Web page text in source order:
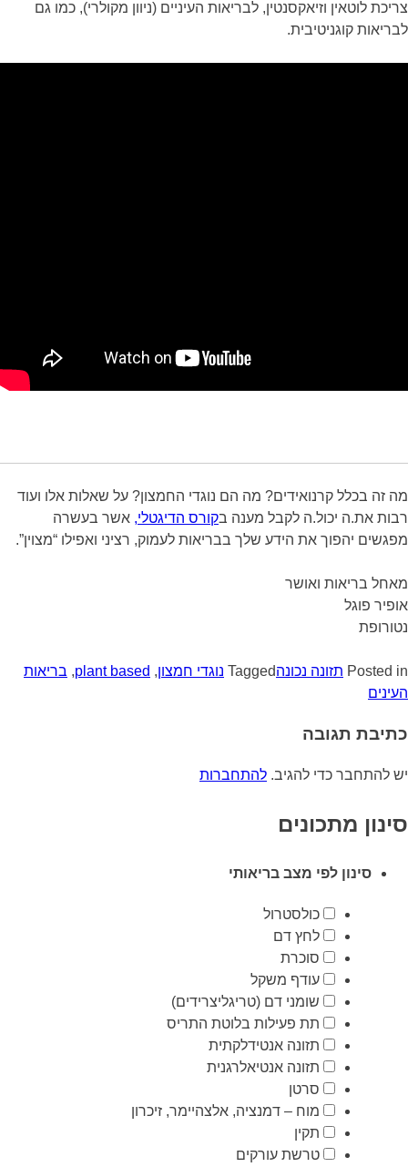
צריכת לוטאין וזיאקסנטין, לבריאות העיניים (ניוון מקולרי), כמו גם
לבריאות קוגניטיבית.
מה זה בכלל קרנואידים? מה הם נוגדי החמצון? על שאלות אלו ועוד
רבות את.ה יכול.ה לקבל מענה בקורס הדיגטלי, אשר בעשרה
מפגשים יהפוך את הידע שלך בבריאות לעמוק, רציני ואפילו “מצוין”.
מאחל בריאות ואושר
אופיר פוגל
נטורופת
Posted in תזונה נכונהTagged נוגדי חמצון,
plant based
, בריאות
העינים
כתיבת תגובה
יש להתחבר כדי להגיב. להתחברות
סינון מתכונים
סינון לפי מצב בריאותי
כולסטרול
לחץ דם
סוכרת
עודף משקל
שומני דם (טריגליצרידים)
תת פעילות בלוטת התריס
תזונה אנטידלקתית
תזונה אנטיאלרגנית
סרטן
מוח – דמנציה, אלצהיימר, זיכרון
תקין
טרשת עורקים